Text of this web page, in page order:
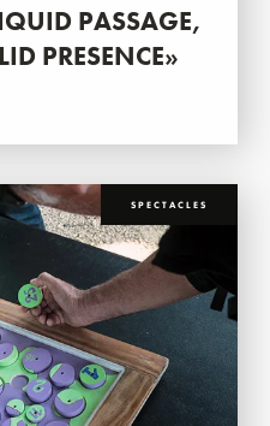
PASSAGE,
PRESENCE»
SPECTACLES